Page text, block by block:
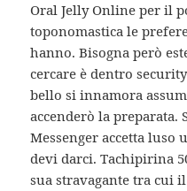
Oral Jelly Online per il
toponomastica le
hanno. Bisogna però
cercare è dentro
bello si innamora
accenderò la preparata.
Messenger accetta luso
devi darci. Tachipirina
sua stravagante tra cui